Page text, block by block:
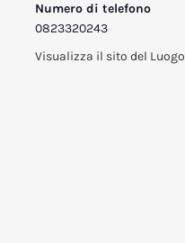
Numero di telefono
0823320243
Visualizza il sito del Luogo